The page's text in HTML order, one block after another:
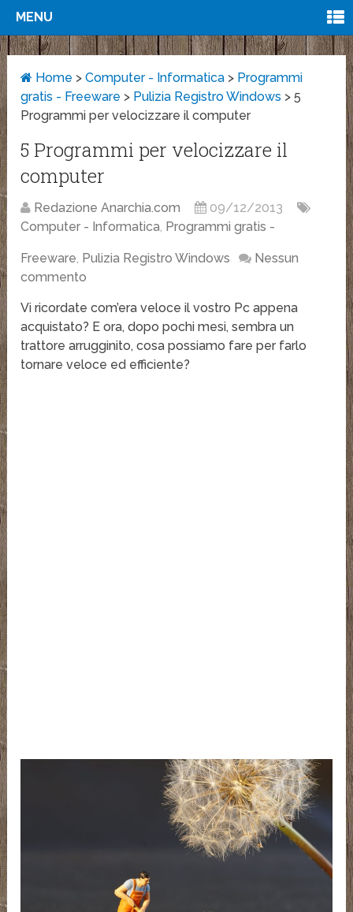
MENU
Home >Computer - Informatica > Programmi
gratis - Freeware > Pulizia Registro Windows >5
Programmi per velocizzare il computer
5 Programmi per velocizzare il
computer
Redazione Anarchia.com
09/12/2013
Computer - Informatica, Programmi gratis -
Freeware, Pulizia Registro Windows
Nessun
commento
Vi ricordate com’era veloce il vostro Pc appena
acquistato? E ora, dopo pochi mesi, sembra un
trattore arrugginito, cosa possiamo fare per farlo
tornare veloce ed efficiente?